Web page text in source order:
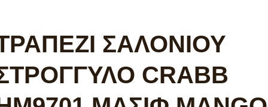
ΣΑΛΟΝΙΟΥ
CRABB